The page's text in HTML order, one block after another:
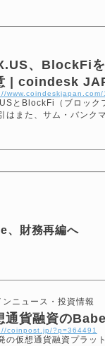
、BlockFi
| coindesk
www.coindeskjapan.com/
とBlockFi（ブロック
はまた、サム・バンク
、財務再編へ
ニュース・投資情報
通貨融資の
coinpost.jp/?p=364491
の仮想通貨融資プラッ